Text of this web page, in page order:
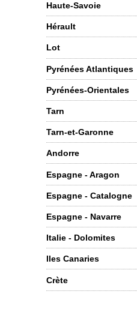
Haute-Savoie
Hérault
Lot
Pyrénées Atlantiques
Pyrénées-Orientales
Tarn
Tarn-et-Garonne
Andorre
Espagne - Aragon
Espagne - Catalogne
Espagne - Navarre
Italie - Dolomites
Iles Canaries
Crète